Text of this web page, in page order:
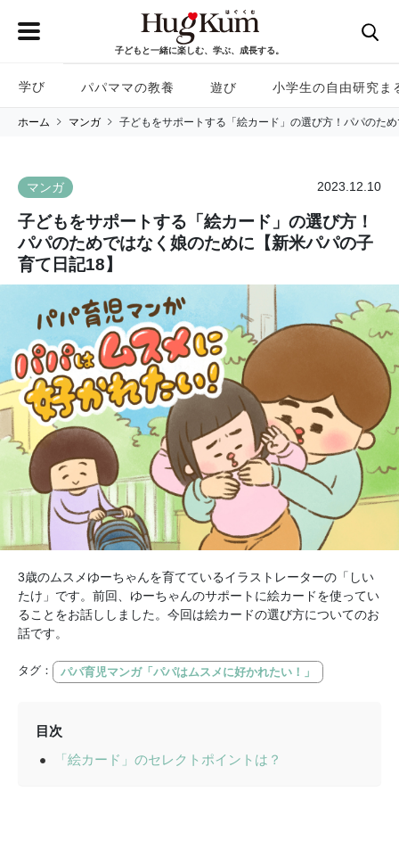
子どもと一緒に楽しむ、学ぶ、成長する。
学び パパママの教養 遊び 小学生の自由研究ま
ホーム マンガ 子どもをサポートする「絵カード」の選び方！パパのた
マンガ 2023.12.10
子どもをサポートする「絵カード」の選び方！
パパのためではなく娘のために【新米パパの子
育て日記18】
3歳のムスメゆーちゃんを育てているイラストレーターの「しい
たけ」です。前回、ゆーちゃんのサポートに絵カードを使ってい
ることをお話ししました。今回は絵カードの選び方についてのお
話です。
タグ： パパ育児マンガ「パパはムスメに好かれたい！」
目次
「絵カード」のセレクトポイントは？